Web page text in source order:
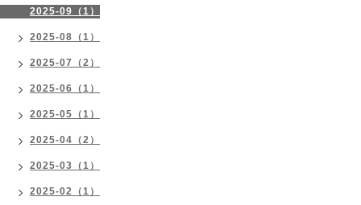
2025-09（1）
2025-08（1）
2025-07（2）
2025-06（1）
2025-05（1）
2025-04（2）
2025-03（1）
2025-02（1）